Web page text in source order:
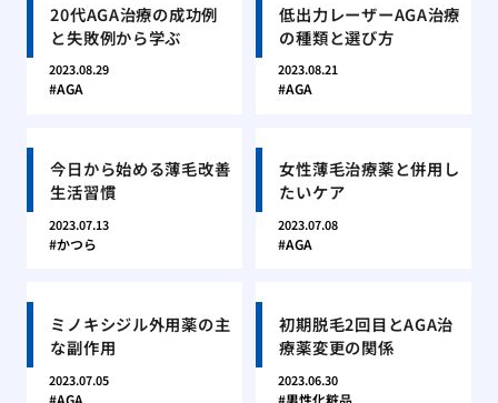
20代AGA治療の成功例
と失敗例から学ぶ
2023.08.29
AGA
低出力レーザーAGA治療
の種類と選び方
2023.08.21
AGA
今日から始める薄毛改善
生活習慣
2023.07.13
かつら
女性薄毛治療薬と併用し
たいケア
2023.07.08
AGA
ミノキシジル外用薬の主
な副作用
2023.07.05
AGA
初期脱毛2回目とAGA治
療薬変更の関係
2023.06.30
男性化粧品